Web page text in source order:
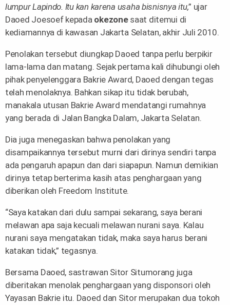
lumpur Lapindo. Itu kan karena usaha bisnisnya itu,” ujar
Daoed Joesoef kepadaokezonesaat ditemui di
kediamannya di kawasan Jakarta Selatan, akhir Juli 2010.
Penolakan tersebut diungkap Daoed tanpa perlu berpikir
lama-lama dan matang. Sejak pertama kali dihubungi oleh
pihak penyelenggara Bakrie Award, Daoed dengan tegas
telah menolaknya. Bahkan sikap itu tidak berubah,
manakala utusan Bakrie Award mendatangi rumahnya
yang berada di Jalan Bangka Dalam, Jakarta Selatan.
Dia juga menegaskan bahwa penolakan yang
disampaikannya tersebut murni dari dirinya sendiri tanpa
ada pengaruh apapun dan dari siapapun. Namun demikian
dirinya tetap berterima kasih atas penghargaan yang
diberikan oleh Freedom Institute.
“Saya katakan dari dulu sampai sekarang, saya berani
melawan apa saja kecuali melawan nurani saya. Kalau
nurani saya mengatakan tidak, maka saya harus berani
katakan tidak,” tegasnya.
Bersama Daoed, sastrawan Sitor Situmorang juga
diberitakan menolak penghargaan yang disponsori oleh
Yayasan Bakrie itu. Daoed dan Sitor merupakan dua tokoh